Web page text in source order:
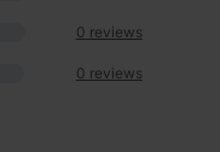
0 reviews
0 reviews